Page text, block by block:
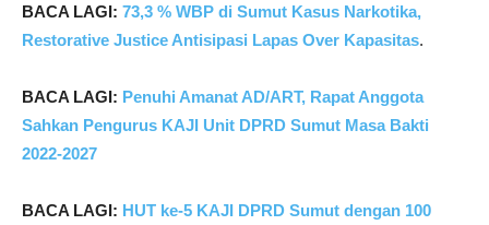
BACA LAGI: 73,3 % WBP di Sumut Kasus Narkotika,
Restorative Justice Antisipasi Lapas Over Kapasitas.
BACA LAGI: Penuhi Amanat AD/ART, Rapat Anggota
Sahkan Pengurus KAJI Unit DPRD Sumut Masa Bakti
2022-2027
BACA LAGI: HUT ke-5 KAJI DPRD Sumut dengan 100